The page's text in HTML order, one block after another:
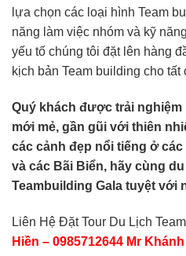
lựa chọn các loại hình Team
năng làm việc nhóm và kỹ
yếu tố chúng tôi đặt lên hàng
kịch bản Team building cho
Quý khách được trải
mới mẻ, gần gũi với thiên
các cảnh đẹp nổi tiếng ở
và các Bãi Biển, hãy cùng
Teambuilding Gala tuyệt với
Liên Hệ Đặt Tour Du Lịch
Hiền – 0985712644 Mr